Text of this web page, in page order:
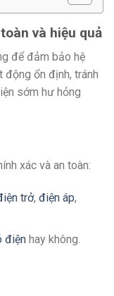
và hiệu quả
để đảm bảo hệ
động ổn định, tránh
sớm hư hỏng
xác và an toàn:
trở, điện áp,
điệnhay không.